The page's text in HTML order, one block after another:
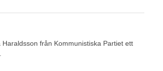
från Kommunistiska Partiet ett